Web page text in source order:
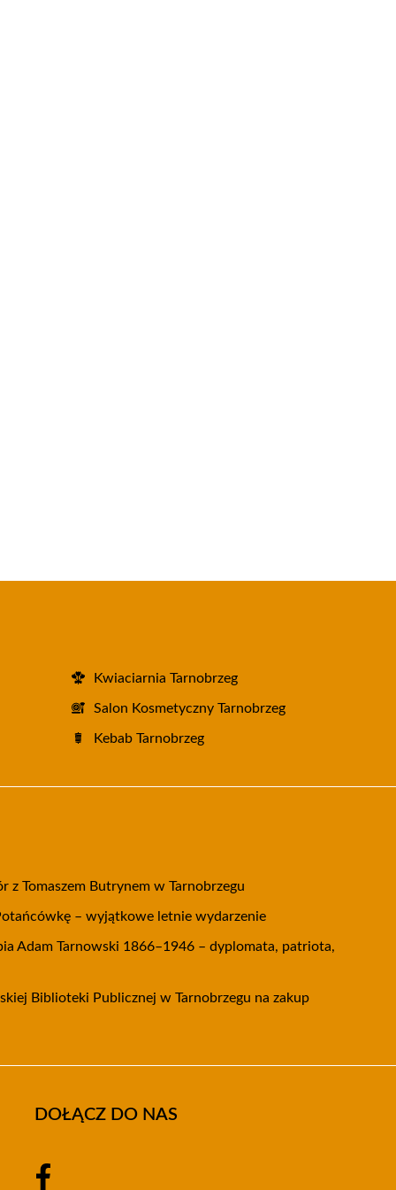
Kwiaciarnia Tarnobrzeg
Salon Kosmetyczny Tarnobrzeg
Kebab Tarnobrzeg
z Tomaszem Butrynem w Tarnobrzegu
– wyjątkowe letnie wydarzenie
Adam Tarnowski 1866–1946 – dyplomata, patriota,
Biblioteki Publicznej w Tarnobrzegu na zakup
DOŁĄCZ DO NAS